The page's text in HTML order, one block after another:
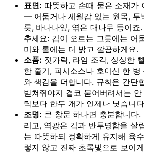
표면: 따뜻하고 손때 묻은 소재가
— 어둡거나 세월감 있는 원목, 투
릇, 바나나잎, 엮은 대나무 등이죠
추세요: 김이 오르는 그릇에는 어
미와 롤에는 더 밝고 깔끔하게요.
소품: 젓가락, 라임 조각, 싱싱한
한 줄기, 피시소스나 호이신 한
와 색감을 더합니다. 규칙은 간단
받쳐줘야지 결코 묻어버려서는
탁보다 한두 개가 언제나 낫습니
조명: 큰 창문 하나면 충분합니다
리고, 역광은 김과 반투명함을 살
는 따뜻하되 정확하게 유지해 육
렇지 않고 진짜 초록빛으로 보이